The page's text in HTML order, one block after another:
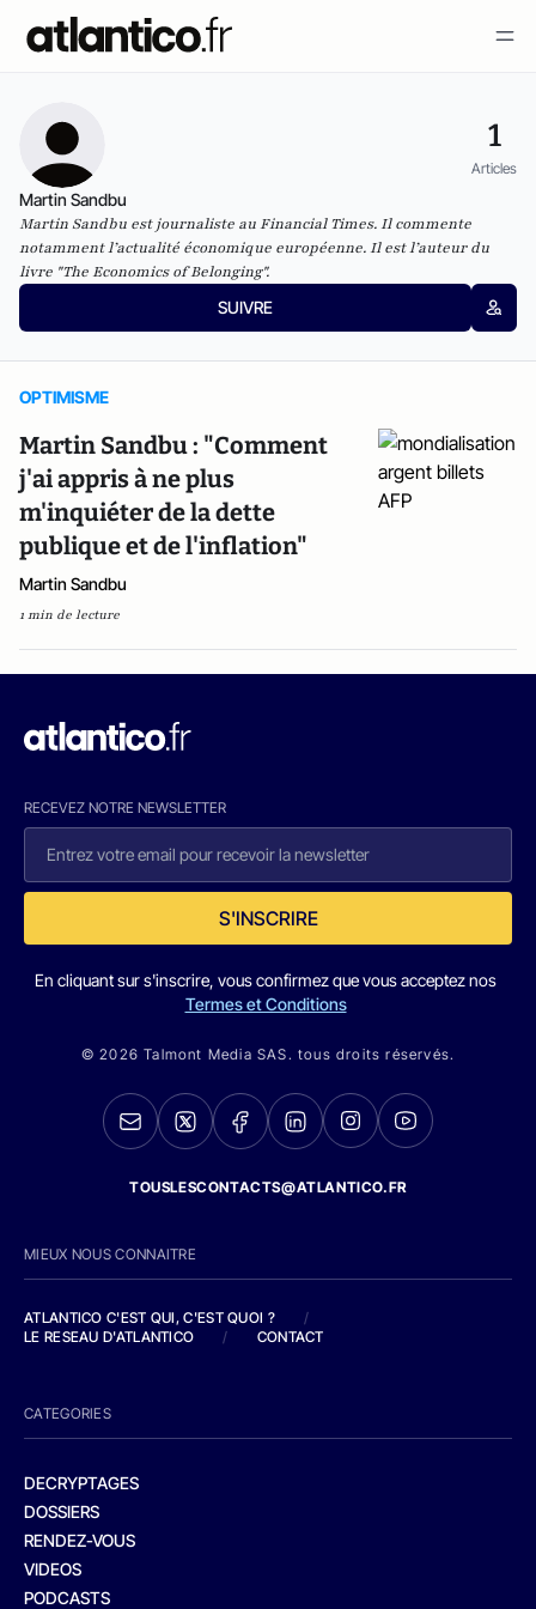
1
Articles
Martin Sandbu
Martin Sandbu est journaliste au Financial Times. Il commente
notamment l’actualité économique européenne. Il est l’auteur du
livre "The Economics of Belonging".
SUIVRE
OPTIMISME
Martin Sandbu : "Comment
j'ai appris à ne plus
m'inquiéter de la dette
publique et de l'inflation"
Martin Sandbu
1 min de lecture
RECEVEZ NOTRE NEWSLETTER
S'INSCRIRE
En cliquant sur s'inscrire, vous confirmez que vous acceptez nos
Termes et Conditions
© 2026 Talmont Media SAS. tous droits réservés.
TOUSLESCONTACTS@ATLANTICO.FR
MIEUX NOUS CONNAITRE
ATLANTICO C'EST QUI, C'EST QUOI ?
/
LE RESEAU D'ATLANTICO
/ CONTACT
CATEGORIES
DECRYPTAGES
DOSSIERS
RENDEZ-VOUS
VIDEOS
PODCASTS